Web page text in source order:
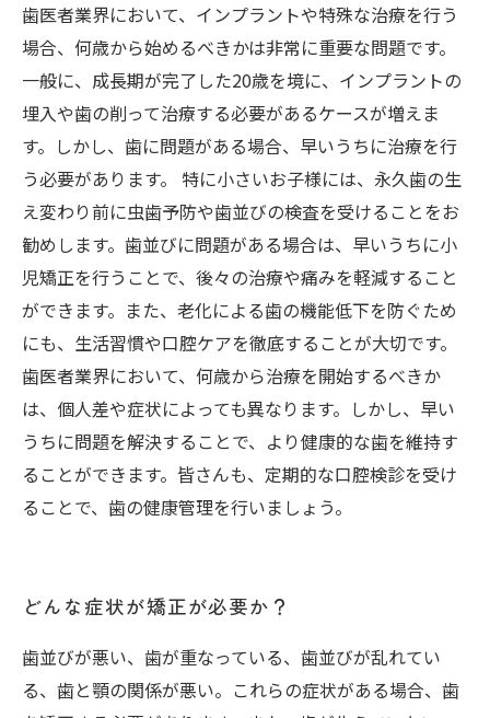
歯医者業界において、インプラントや特殊な治療を行う
場合、何歳から始めるべきかは非常に重要な問題です。
一般に、成長期が完了した20歳を境に、インプラントの
埋入や歯の削って治療する必要があるケースが増えま
す。しかし、歯に問題がある場合、早いうちに治療を行
う必要があります。 特に小さいお子様には、永久歯の生
え変わり前に虫歯予防や歯並びの検査を受けることをお
勧めします。歯並びに問題がある場合は、早いうちに小
児矯正を行うことで、後々の治療や痛みを軽減すること
ができます。また、老化による歯の機能低下を防ぐため
にも、生活習慣や口腔ケアを徹底することが大切です。
歯医者業界において、何歳から治療を開始するべきか
は、個人差や症状によっても異なります。しかし、早い
うちに問題を解決することで、より健康的な歯を維持す
ることができます。皆さんも、定期的な口腔検診を受け
ることで、歯の健康管理を行いましょう。
どんな症状が矯正が必要か？
歯並びが悪い、歯が重なっている、歯並びが乱れてい
る、歯と顎の関係が悪い。これらの症状がある場合、歯